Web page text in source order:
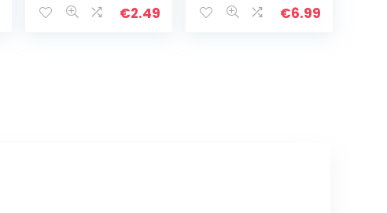
Gentle, zwart,€2.49
maatschaal,€6.99